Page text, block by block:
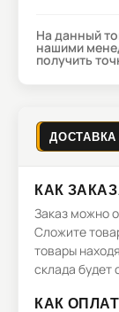
На данный
нашими
получить
ДОСТАВКА
КАК
Заказ можно
Сложите
товары
склада будет
КАК